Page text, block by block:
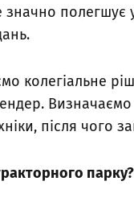
значно
колегіальне
після чого
парку?